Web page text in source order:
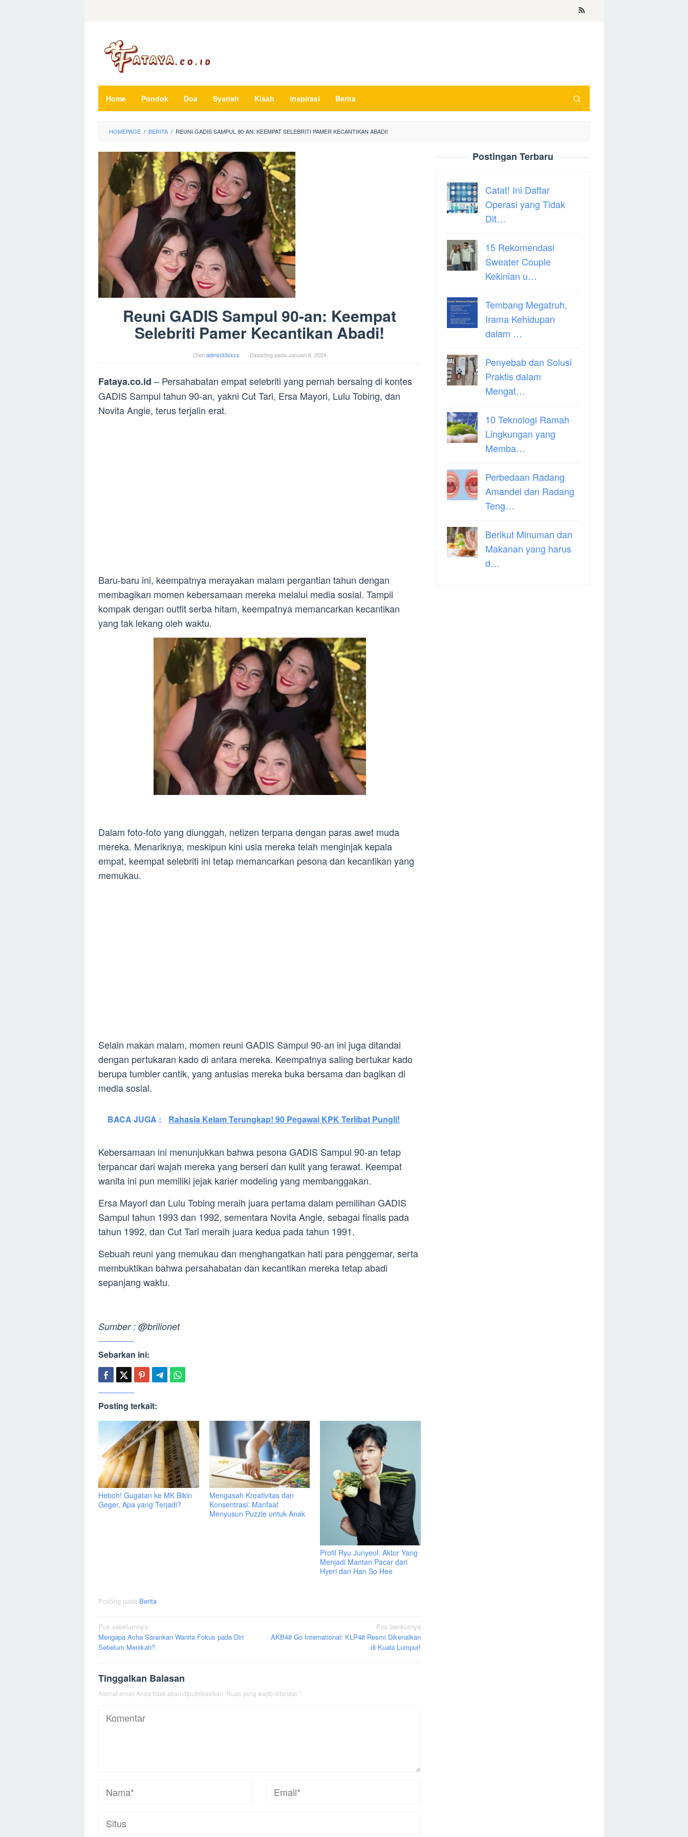
Home Pondok Doa Syariah Kisah Inspirasi Berita
HOMEPAGE / BERITA / REUNI GADIS SAMPUL 90-AN: KEEMPAT SELEBRITI PAMER KECANTIKAN ABADI!
Reuni GADIS Sampul 90-an: Keempat
Selebriti Pamer Kecantikan Abadi!
Olehadmin33sxzs Diposting pada Januari 9, 2024
Fataya.co.id – Persahabatan empat selebriti yang pernah bersaing di kontes
GADIS Sampul tahun 90-an, yakni Cut Tari, Ersa Mayori, Lulu Tobing, dan
Novita Angie, terus terjalin erat.
Baru-baru ini, keempatnya merayakan malam pergantian tahun dengan
membagikan momen kebersamaan mereka melalui media sosial. Tampil
kompak dengan outfit serba hitam, keempatnya memancarkan kecantikan
yang tak lekang oleh waktu.
Dalam foto-foto yang diunggah, netizen terpana dengan paras awet muda
mereka. Menariknya, meskipun kini usia mereka telah menginjak kepala
empat, keempat selebriti ini tetap memancarkan pesona dan kecantikan yang
memukau.
Selain makan malam, momen reuni GADIS Sampul 90-an ini juga ditandai
dengan pertukaran kado di antara mereka. Keempatnya saling bertukar kado
berupa tumbler cantik, yang antusias mereka buka bersama dan bagikan di
media sosial.
BACA JUGA : Rahasia Kelam Terungkap! 90 Pegawai KPK Terlibat Pungli!
Kebersamaan ini menunjukkan bahwa pesona GADIS Sampul 90-an tetap
terpancar dari wajah mereka yang berseri dan kulit yang terawat. Keempat
wanita ini pun memiliki jejak karier modeling yang membanggakan.
Ersa Mayori dan Lulu Tobing meraih juara pertama dalam pemilihan GADIS
Sampul tahun 1993 dan 1992, sementara Novita Angie, sebagai finalis pada
tahun 1992, dan Cut Tari meraih juara kedua pada tahun 1991.
Sebuah reuni yang memukau dan menghangatkan hati para penggemar, serta
membuktikan bahwa persahabatan dan kecantikan mereka tetap abadi
sepanjang waktu.
Sumber : @brilionet
Sebarkan ini:
Posting terkait:
Heboh! Gugatan ke MK Bikin
Geger, Apa yang Terjadi?
Mengasah Kreativitas dan
Konsentrasi: Manfaat
Menyusun Puzzle untuk Anak
Profil Ryu Junyeol: Aktor Yang
Menjadi Mantan Pacar dari
Hyeri dan Han So Hee
Posting pada Berita
Navigasi
pos
Pos sebelumnya
Mengapa Acha Sarankan Wanita Fokus pada Diri
Sebelum Menikah?
Pos berikutnya
AKB48 Go International: KLP48 Resmi Dikenalkan
di Kuala Lumpur!
Tinggalkan Balasan
Alamat email Anda tidak akan dipublikasikan. Ruas yang wajib ditandai *
Postingan Terbaru
Catat! Ini Daftar
Operasi yang Tidak
Dit…
15 Rekomendasi
Sweater Couple
Kekinian u…
Tembang Megatruh,
Irama Kehidupan
dalam …
Penyebab dan Solusi
Praktis dalam
Mengat…
10 Teknologi Ramah
Lingkungan yang
Memba…
Perbedaan Radang
Amandel dan Radang
Teng…
Berikut Minuman dan
Makanan yang harus
d…